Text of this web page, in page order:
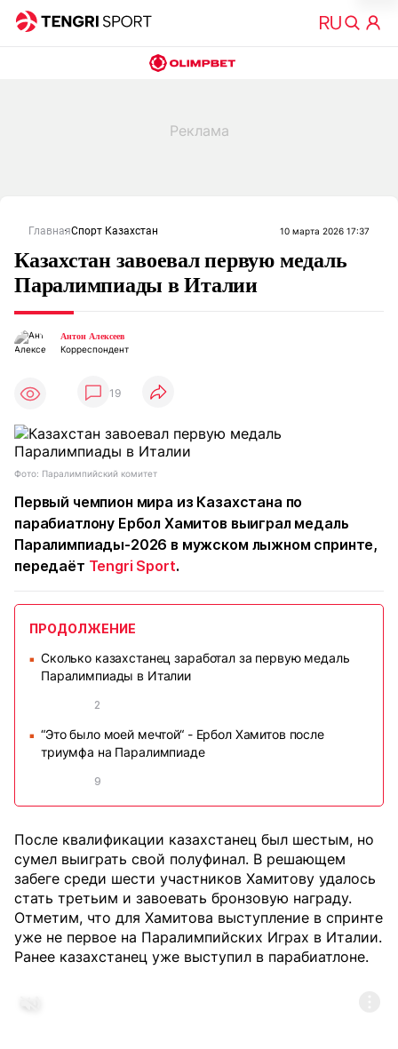
ГлавнаяСпорт Казахстан 10 марта 2026 17:37
Казахстан завоевал первую медаль
Паралимпиады в Италии
Антон Алексеев
Корреспондент
19
Фото: Паралимпийский комитет
Первый чемпион мира из Казахстана по
парабиатлону Ербол Хамитов выиграл медаль
Паралимпиады-2026 в мужском лыжном спринте,
передаёт Tengri Sport.
ПРОДОЛЖЕНИЕ
■
Сколько казахстанец заработал за первую медаль
Паралимпиады в Италии
2
■
“Это было моей мечтой“ - Ербол Хамитов после
триумфа на Паралимпиаде
9
После квалификации казахстанец был шестым, но
сумел выиграть свой полуфинал. В решающем
забеге среди шести участников Хамитову удалось
стать третьим и завоевать бронзовую награду.
Отметим, что для Хамитова выступление в спринте
уже не первое на Паралимпийских Играх в Италии.
Ранее казахстанец уже выступил в парабиатлоне.